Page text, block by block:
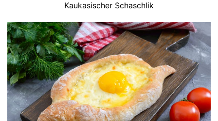
Kaukasischer Schaschlik